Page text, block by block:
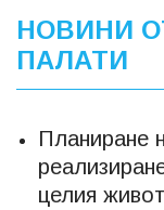
НОВИНИ
ПАЛАТИ
Планиране
целия